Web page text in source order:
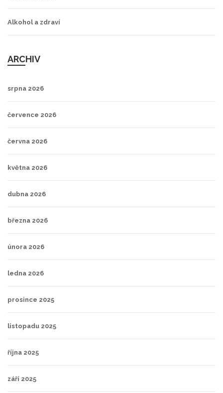
Alkohol a zdraví
ARCHIV
srpna 2026
července 2026
června 2026
května 2026
dubna 2026
března 2026
února 2026
ledna 2026
prosince 2025
listopadu 2025
října 2025
září 2025